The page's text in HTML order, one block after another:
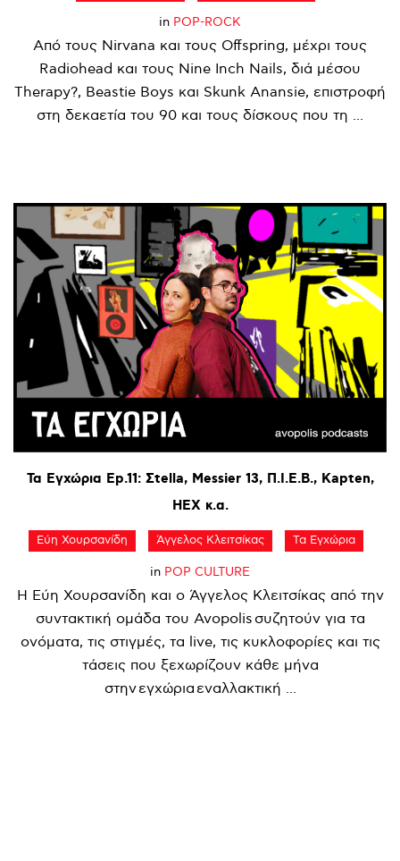
in POP-ROCK
Από τους Nirvana και τους Offspring, μέχρι τους
Radiohead και τους Nine Inch Nails, διά μέσου
Therapy?, Beastie Boys και Skunk Anansie, επιστροφή
στη δεκαετία του 90 και τους δίσκους που τη ...
Τα Εγχώρια Ep.11: Σtella, Messier 13, Π.Ι.Ε.Β., Kapten,
HEX κ.α.
Εύη Χουρσανίδη Άγγελος Κλειτσίκας Τα Εγχώρια
in POP CULTURE
Η Εύη Χουρσανίδη και ο Άγγελος Κλειτσίκας από την
συντακτική ομάδα του Avopolis συζητούν για τα
ονόματα, τις στιγμές, τα live, τις κυκλοφορίες και τις
τάσεις που ξεχωρίζουν κάθε μήνα
στην εγχώρια εναλλακτική ...